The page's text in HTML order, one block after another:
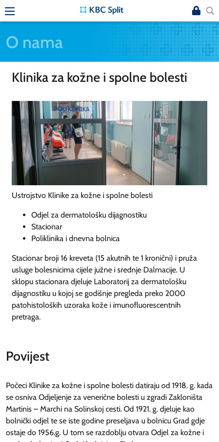
O nama
Klinika za kožne i spolne bolesti
Ustrojstvo Klinike za kožne i spolne bolesti
Odjel za dermatološku dijagnostiku
Stacionar
Poliklinika i dnevna bolnica
Stacionar broji 16 kreveta (15 akutnih te 1 kronični) i pruža
usluge bolesnicima cijele južne i srednje Dalmacije. U
sklopu stacionara djeluje Laboratorij za dermatološku
dijagnostiku u kojoj se godišnje pregleda preko 2000
patohistoloških uzoraka kože i imunofluorescentnih
pretraga.
Povijest
Počeci Klinike za kožne i spolne bolesti datiraju od 1918. g. kada
se osniva Odjeljenje za venerične bolesti u zgradi Zakloništa
Martinis – Marchi na Solinskoj cesti. Od 1921. g. djeluje kao
bolnički odjel te se iste godine preseljava u bolnicu Grad gdje
ostaje do 1956.g. U tom se razdoblju otvara Odjel za kožne i